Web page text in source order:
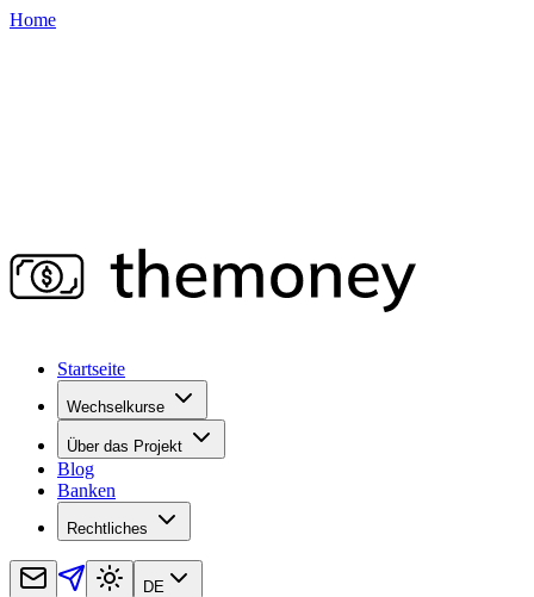
Home
Startseite
Wechselkurse
Über das Projekt
Blog
Banken
Rechtliches
DE